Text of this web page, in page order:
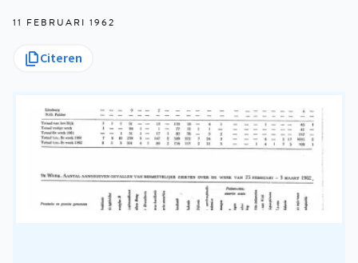
11 FEBRUARI 1962
Citeren